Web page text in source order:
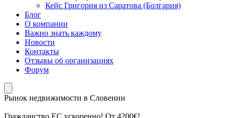
Кейс Григория из Саратова (Болгария)
Блог
О компании
Важно знать каждому
Новости
Контакты
Отзывы об организациях
Форум
Рынок недвижимости в Словении
Гражданство ЕС ускоренно! От 4200€!